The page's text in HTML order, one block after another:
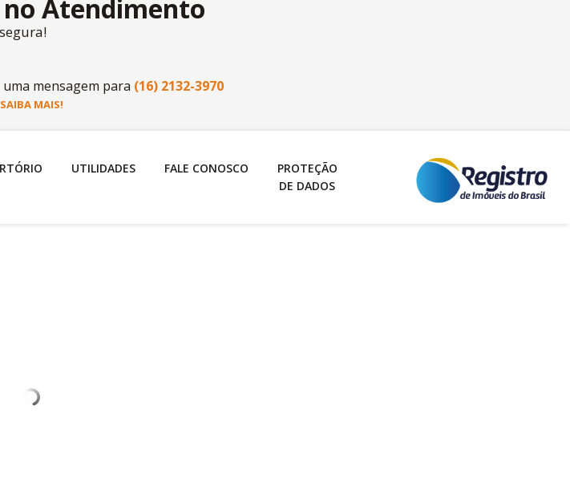
no Atendimento
mensagem para (16) 2132-3970
SAIBA MAIS!
UTILIDADES FALE CONOSCO
PROTEÇÃO
DE DADOS